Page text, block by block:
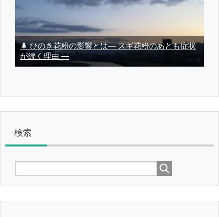
🌲 ひのき花粉の影響とは― スギ花粉のあとも症状
が続く理由 ―
検索